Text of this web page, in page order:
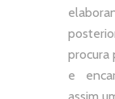
procura
e